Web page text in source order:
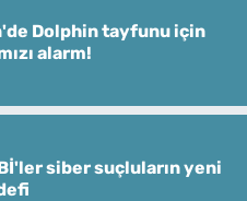
Dolphin tayfunu için
alarm!
siber suçluların yeni